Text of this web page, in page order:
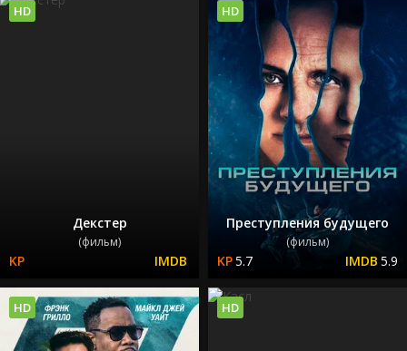
Декстер
(фильм)
HD
Преступления будущего
(фильм)
5.7 5.9
HD
HD HD